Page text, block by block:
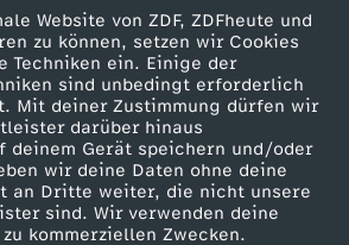
Website von ZDF, ZDFheute und
zu können, setzen wir Cookies
Techniken ein. Einige der
sind unbedingt erforderlich
Mit deiner Zustimmung dürfen wir
darüber hinaus
deinem Gerät speichern und/oder
wir deine Daten ohne deine
an Dritte weiter, die nicht unsere
sind. Wir verwenden deine
kommerziellen Zwecken.
Service
ZDFmitreden
Kontakt zum ZDF
Tickets